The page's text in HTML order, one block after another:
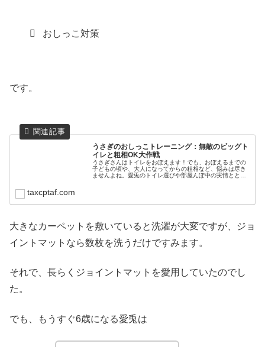
おしっこ対策
です。
うさぎのおしっこトレーニング：無敵のビッグト
イレと粗相OK大作戦
うさぎさんはトイレをおぼえます！でも、おぼえるまでの
子どもの頃や、大人になってからの粗相など、悩みは尽き
ませんよね。愛兎のトイレ選びや部屋んぽ中の実情ととも
taxcptaf.com
大きなカーペットを敷いていると洗濯が大変ですが、ジョ
イントマットなら数枚を洗うだけですみます。
それで、長らくジョイントマットを愛用していたのでし
た。
でも、もうすぐ6歳になる愛兎は